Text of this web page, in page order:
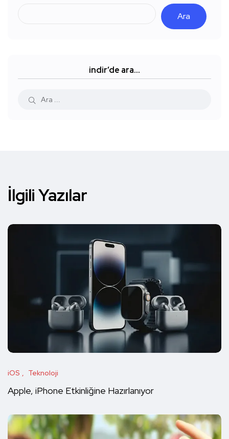
Ara
indir’de ara…
İlgili Yazılar
iOS Teknoloji
Apple, iPhone Etkinliğine Hazırlanıyor